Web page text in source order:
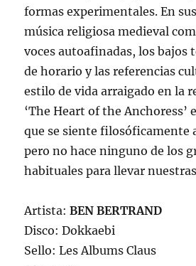
formas experimentales. En
música religiosa medieval
voces autoafinadas, los bajos
de horario y las referencias
estilo de vida arraigado en la
‘The Heart of the Anchoress’
que se siente filosóficamente
pero no hace ninguno de los
habituales para llevar
Artista:BEN BERTRAND
Disco: Dokkaebi
Sello: Les Albums Claus